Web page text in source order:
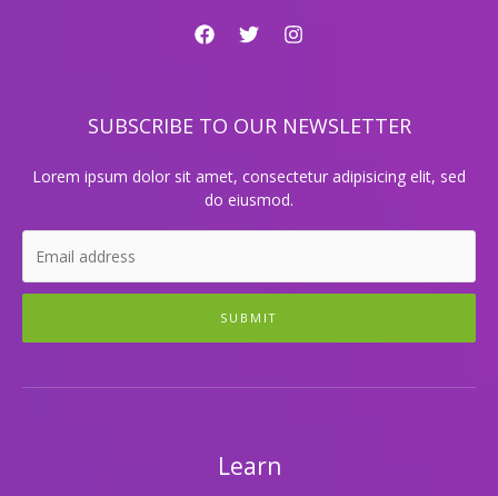
SUBSCRIBE TO OUR NEWSLETTER
Lorem ipsum dolor sit amet, consectetur adipisicing elit, sed
do eiusmod.
SUBMIT
Learn